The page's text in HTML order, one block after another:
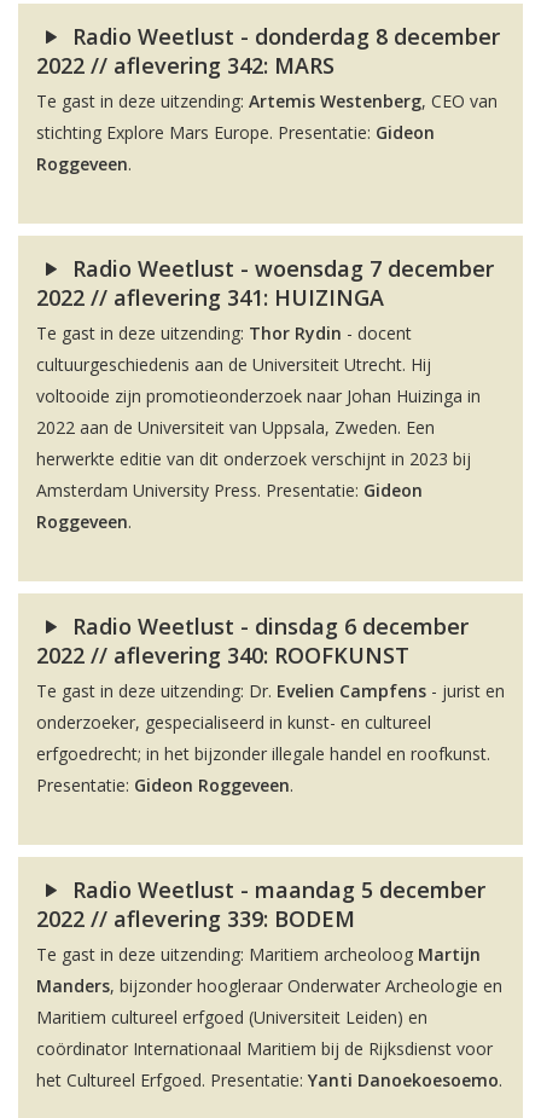
Radio Weetlust - donderdag 8 december
2022 // aflevering 342: MARS
Te gast in deze uitzending: Artemis Westenberg, CEO van
stichting Explore Mars Europe. Presentatie: Gideon
Roggeveen.
Radio Weetlust - woensdag 7 december
2022 // aflevering 341: HUIZINGA
Te gast in deze uitzending: Thor Rydin - docent
cultuurgeschiedenis aan de Universiteit Utrecht. Hij
voltooide zijn promotieonderzoek naar Johan Huizinga in
2022 aan de Universiteit van Uppsala, Zweden. Een
herwerkte editie van dit onderzoek verschijnt in 2023 bij
Amsterdam University Press. Presentatie: Gideon
Roggeveen.
Radio Weetlust - dinsdag 6 december
2022 // aflevering 340: ROOFKUNST
Te gast in deze uitzending: Dr. Evelien Campfens - jurist en
onderzoeker, gespecialiseerd in kunst- en cultureel
erfgoedrecht; in het bijzonder illegale handel en roofkunst.
Presentatie: Gideon Roggeveen.
Radio Weetlust - maandag 5 december
2022 // aflevering 339: BODEM
Te gast in deze uitzending: Maritiem archeoloog Martijn
Manders, bijzonder hoogleraar Onderwater Archeologie en
Maritiem cultureel erfgoed (Universiteit Leiden) en
coördinator Internationaal Maritiem bij de Rijksdienst voor
het Cultureel Erfgoed. Presentatie: Yanti Danoekoesoemo.